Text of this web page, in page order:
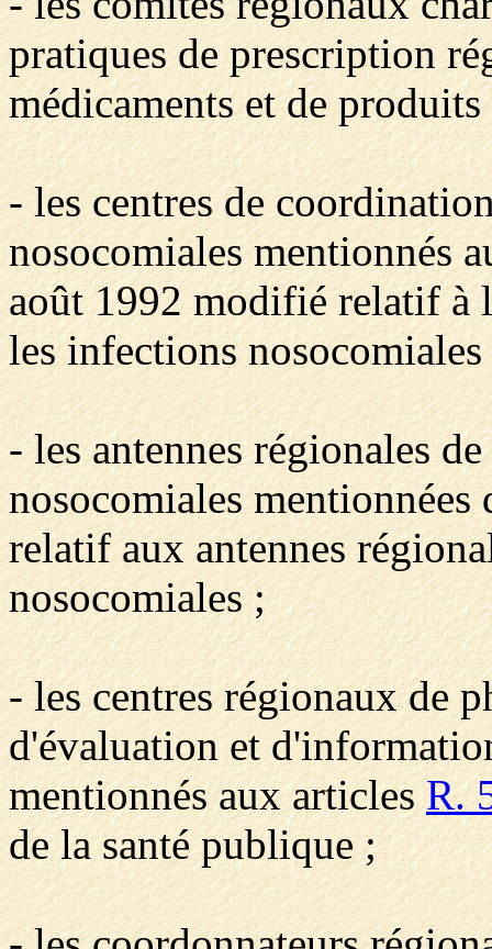
pratiques de prescription
médicaments et de
- les centres de
nosocomiales mentionnés
août 1992 modifié relatif à
les infections
- les antennes régionales
nosocomiales
relatif aux antennes
nosocomiales ;
- les centres régionaux de
d'évaluation et
mentionnés aux articlesR.
de la santé publique ;